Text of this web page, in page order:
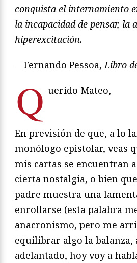
conquista el internamiento
la incapacidad de pensar, la
hiperexcitación.
—Fernando Pessoa,Libro
Q uerido Mateo,
En previsión de que, a lo
monólogo epistolar, veas
mis cartas se encuentran
cierta nostalgia, o bien
padre muestra una
enrollarse (esta palabra
anacronismo, pero me
equilibrar algo la balanza,
adelantado, hoy voy a